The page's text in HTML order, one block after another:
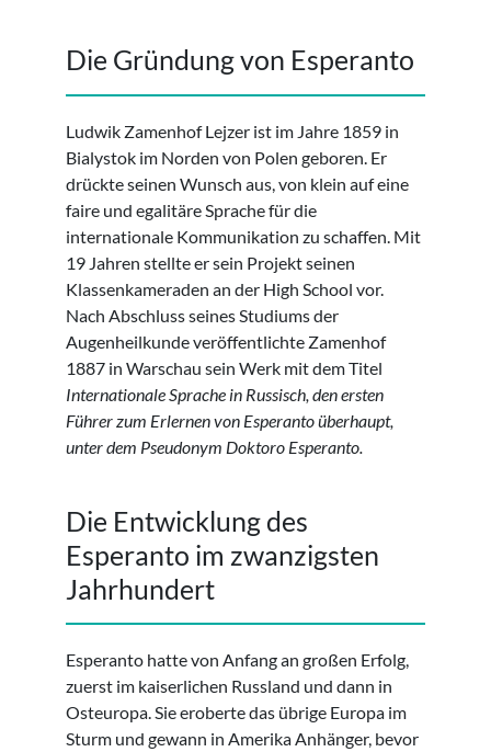
Die Gründung von Esperanto
Ludwik Zamenhof Lejzer ist im Jahre 1859 in
Bialystok im Norden von Polen geboren. Er
drückte seinen Wunsch aus, von klein auf eine
faire und egalitäre Sprache für die
internationale Kommunikation zu schaffen. Mit
19 Jahren stellte er sein Projekt seinen
Klassenkameraden an der High School vor.
Nach Abschluss seines Studiums der
Augenheilkunde veröffentlichte Zamenhof
1887 in Warschau sein Werk mit dem Titel
Internationale Sprache in Russisch, den ersten
Führer zum Erlernen von Esperanto überhaupt,
unter dem Pseudonym Doktoro Esperanto.
Die Entwicklung des
Esperanto im zwanzigsten
Jahrhundert
Esperanto hatte von Anfang an großen Erfolg,
zuerst im kaiserlichen Russland und dann in
Osteuropa. Sie eroberte das übrige Europa im
Sturm und gewann in Amerika Anhänger, bevor